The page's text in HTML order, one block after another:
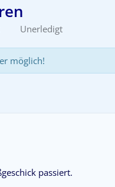
Unerledigt
möglich!
passiert.